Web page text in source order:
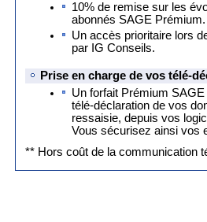
10% de remise sur les
abonnés SAGE Prémium.
Un accès prioritaire lors
par IG Conseils.
Prise en charge de vos télé-
Un forfait Prémium
télé-déclaration de vos
ressaisie, depuis vos
Vous sécurisez ainsi vos
** Hors coût de la communication